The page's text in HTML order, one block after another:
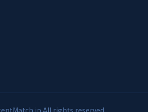
All rights reserved.